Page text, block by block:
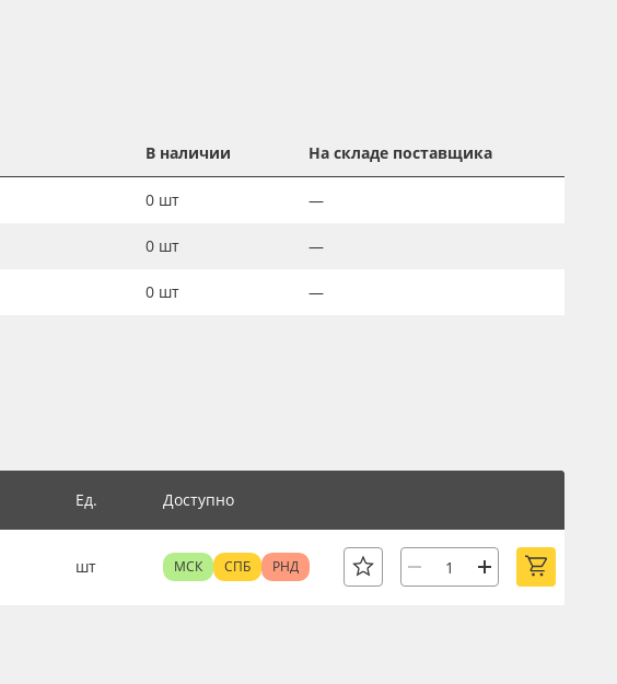
В наличии На складе поставщика
0 шт —
0 шт —
0 шт —
Ед. Доступно
шт МСК СПБ РНД